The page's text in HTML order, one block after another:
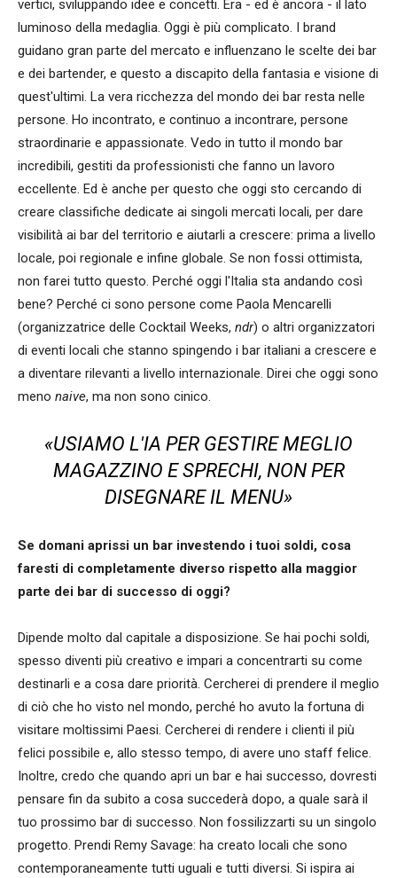
vertici, sviluppando idee e concetti. Era - ed è ancora - il lato
luminoso della medaglia. Oggi è più complicato. I brand
guidano gran parte del mercato e influenzano le scelte dei bar
e dei bartender, e questo a discapito della fantasia e visione di
quest'ultimi. La vera ricchezza del mondo dei bar resta nelle
persone. Ho incontrato, e continuo a incontrare, persone
straordinarie e appassionate. Vedo in tutto il mondo bar
incredibili, gestiti da professionisti che fanno un lavoro
eccellente. Ed è anche per questo che oggi sto cercando di
creare classifiche dedicate ai singoli mercati locali, per dare
visibilità ai bar del territorio e aiutarli a crescere: prima a livello
locale, poi regionale e infine globale. Se non fossi ottimista,
non farei tutto questo. Perché oggi l'Italia sta andando così
bene? Perché ci sono persone come Paola Mencarelli
(organizzatrice delle Cocktail Weeks, ndr) o altri organizzatori
di eventi locali che stanno spingendo i bar italiani a crescere e
a diventare rilevanti a livello internazionale. Direi che oggi sono
meno naive, ma non sono cinico.
«USIAMO L'IA PER GESTIRE MEGLIO
MAGAZZINO E SPRECHI, NON PER
DISEGNARE IL MENU»
Se domani aprissi un bar investendo i tuoi soldi, cosa
faresti di completamente diverso rispetto alla maggior
parte dei bar di successo di oggi?
Dipende molto dal capitale a disposizione. Se hai pochi soldi,
spesso diventi più creativo e impari a concentrarti su come
destinarli e a cosa dare priorità. Cercherei di prendere il meglio
di ciò che ho visto nel mondo, perché ho avuto la fortuna di
visitare moltissimi Paesi. Cercherei di rendere i clienti il più
felici possibile e, allo stesso tempo, di avere uno staff felice.
Inoltre, credo che quando apri un bar e hai successo, dovresti
pensare fin da subito a cosa succederà dopo, a quale sarà il
tuo prossimo bar di successo. Non fossilizzarti su un singolo
progetto. Prendi Remy Savage: ha creato locali che sono
contemporaneamente tutti uguali e tutti diversi. Si ispira ai